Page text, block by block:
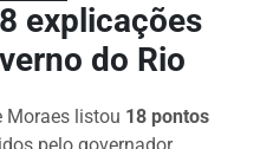
explicações
do Rio
Moraes listou 18 pontos